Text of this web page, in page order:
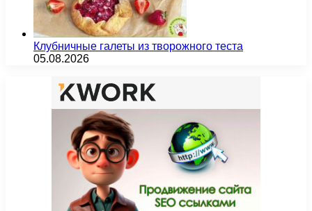
Клубничные галеты из творожного теста
05.08.2026